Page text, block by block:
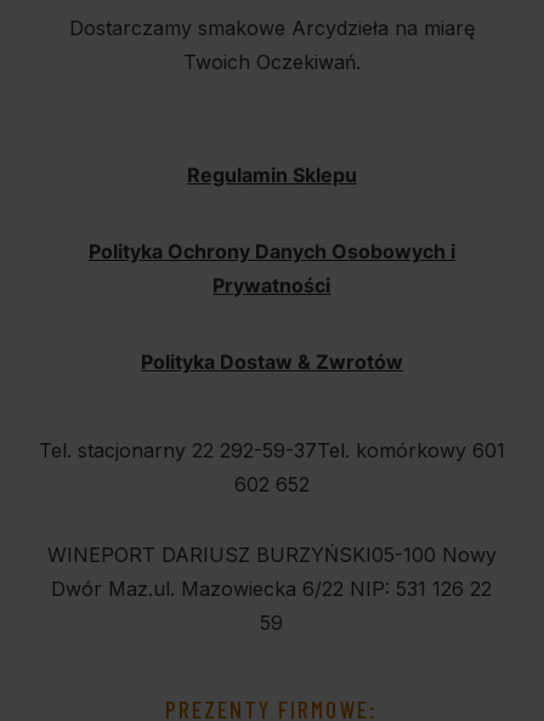
Dostarczamy smakowe Arcydzieła na miarę
Twoich Oczekiwań.
Regulamin Sklepu
Polityka Ochrony Danych Osobowych i
Prywatności
Polityka Dostaw & Zwrotów
Tel. stacjonarny 22 292-59-37Tel. komórkowy 601
602 652
WINEPORT DARIUSZ BURZYŃSKI05-100 Nowy
Dwór Maz.ul. Mazowiecka 6/22 NIP: 531 126 22
59
PREZENTY FIRMOWE: